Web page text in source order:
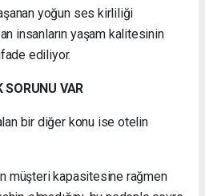
yoğun ses kirliliği
insanların yaşam kalitesinin
ediliyor.
SORUNU VAR
bir diğer konu ise otelin
müşteri kapasitesine rağmen